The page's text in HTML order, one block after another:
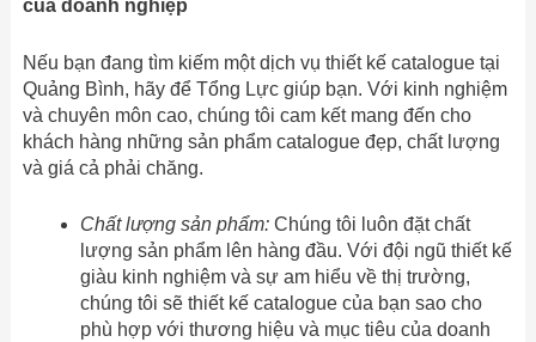
của doanh nghiệp
Nếu bạn đang tìm kiếm một dịch vụ thiết kế catalogue tại
Quảng Bình, hãy để Tổng Lực giúp bạn. Với kinh nghiệm
và chuyên môn cao, chúng tôi cam kết mang đến cho
khách hàng những sản phẩm catalogue đẹp, chất lượng
và giá cả phải chăng.
Chất lượng sản phẩm:Chúng tôi luôn đặt chất
lượng sản phẩm lên hàng đầu. Với đội ngũ thiết kế
giàu kinh nghiệm và sự am hiểu về thị trường,
chúng tôi sẽ thiết kế catalogue của bạn sao cho
phù hợp với thương hiệu và mục tiêu của doanh